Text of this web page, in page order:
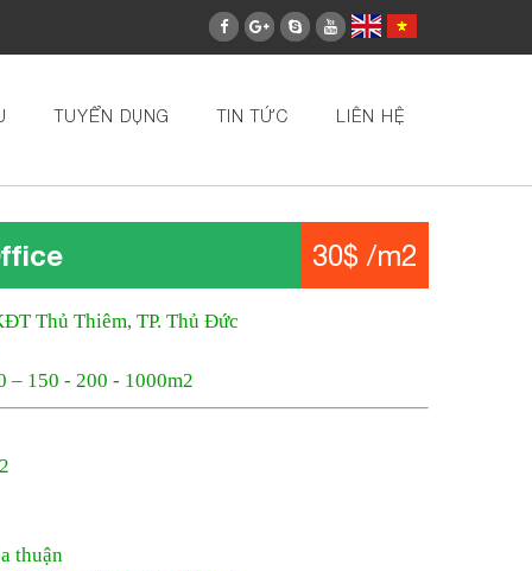
TUYỂN DỤNG TIN TỨC LIÊN HỆ
30$ /m2
Thủ Thiêm, TP. Thủ Đức
– 150 - 200 - 1000m2
thuận